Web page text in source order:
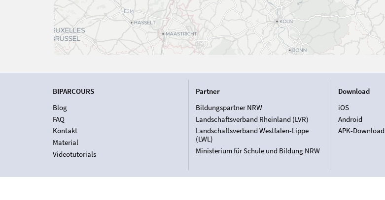
BIPARCOURS
Blog
FAQ
Kontakt
Material
Videotutorials
Partner
Bildungspartner NRW
Landschaftsverband Rheinland (LVR)
Landschaftsverband Westfalen-Lippe
(LWL)
Ministerium für Schule und Bildung NRW
Download
iOS
Android
APK-Download